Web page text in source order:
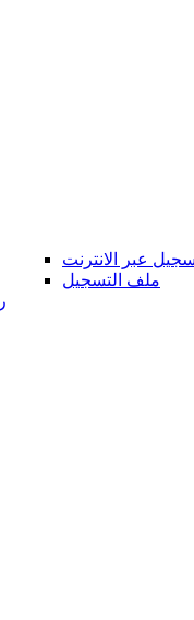
عبر الانترنت
ملف التسجيل